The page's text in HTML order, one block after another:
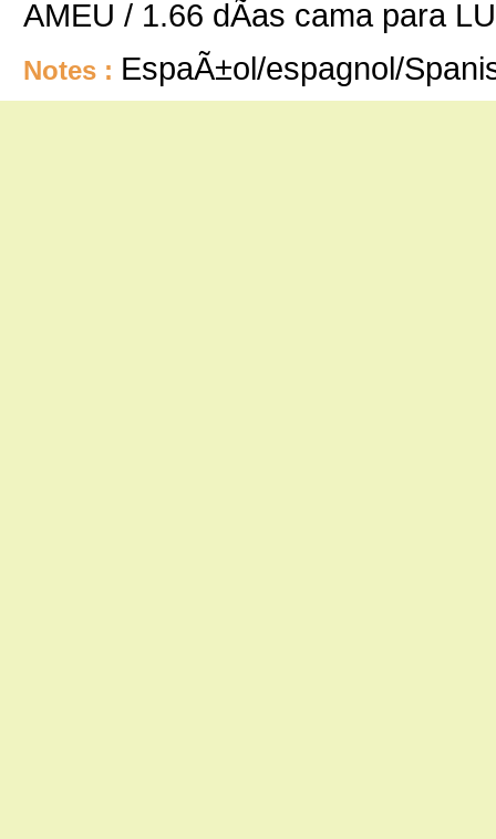
AMEU / 1.66 dÃ­as cama para
Notes : EspaÃ±ol/espagnol/